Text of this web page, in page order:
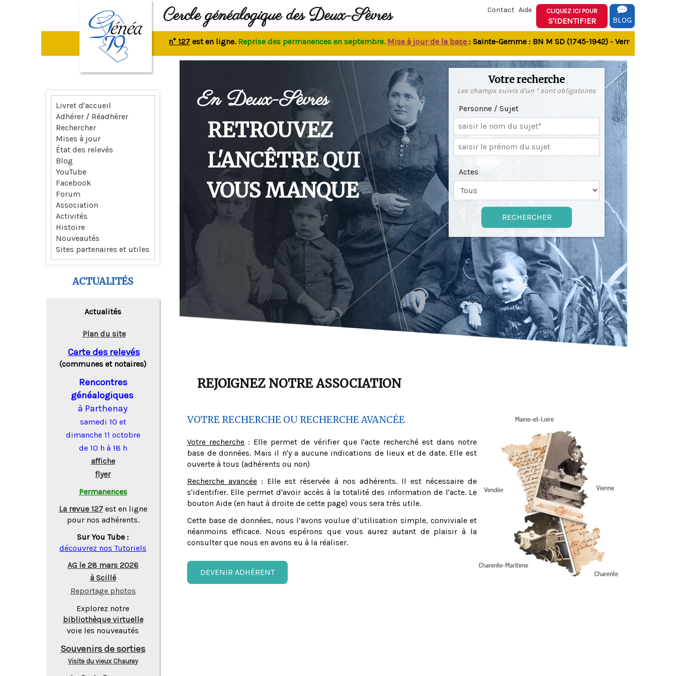
Cercle généalogique des Deux-Sèvres Contact Aide CLIQUEZ ICI POUR
S'IDENTIFIER BLOG
La revue n° 127est en ligne.Reprise des permanences en septembre.Mise à jour de la base: Sainte-Gemme : BN M SD (1745-1942) - Verrines-sous-
En Deux-Sèvres
RETROUVEZ
L'ANCÊTRE QUI
VOUS MANQUE
Votre recherche
Les champs suivis d'un * sont obligatoires
Personne / Sujet
Actes
REJOIGNEZ NOTRE ASSOCIATION
VOTRE RECHERCHE OU RECHERCHE AVANCÉE
Votre recherche : Elle permet de vérifier que l'acte recherché est dans notre
base de données. Mais il n'y a aucune indications de lieux et de date. Elle est
ouverte à tous (adhérents ou non)
Recherche avancée : Elle est réservée à nos adhérents. Il est nécessaire de
s'identifier. Elle permet d'avoir accès à la totalité des information de l'acte. Le
bouton Aide (en haut à droite de cette page) vous sera très utile.
Cette base de données, nous l’avons voulue d’utilisation simple, conviviale et
néanmoins efficace. Nous espérons que vous aurez autant de plaisir à la
consulter que nous en avons eu à la réaliser.
DEVENIR ADHÉRENT
Livret d'accueil
Adhérer / Réadhérer
Rechercher
Mises à jour
État des relevés
Blog
YouTube
Facebook
Forum
Association
Activités
Histoire
Nouveautés
Sites partenaires et utiles
ACTUALITÉS
Actualités
Plan du site
Carte des relevés
(communes et notaires)
Rencontres
généalogiques
à Parthenay
samedi 10 et
dimanche 11 octobre
de 10 h à 18 h
affiche
flyer
Permanences
La revue 127 est en ligne
pour nos adhérents.
Sur You Tube :
découvrez nos Tutoriels
AG le 28 mars 2026
à Scillé
Reportage photos
Explorez notre
bibliothèque virtuelle
voie les nouveautés
Souvenirs de sorties
Visite du vieux Chauray